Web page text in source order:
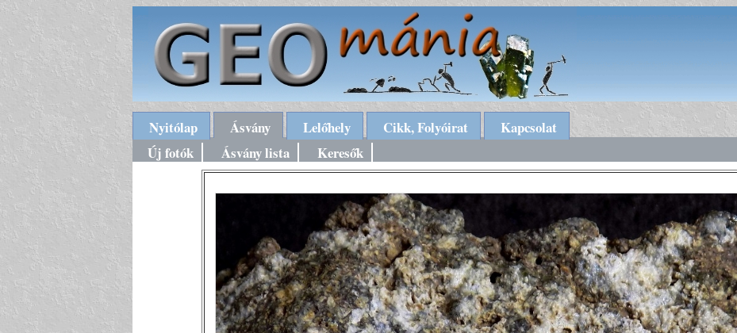
Nyitólap Ásvány Lelőhely Cikk, Folyóirat
Kapcsolat
Új fotók
Ásvány lista Keresők